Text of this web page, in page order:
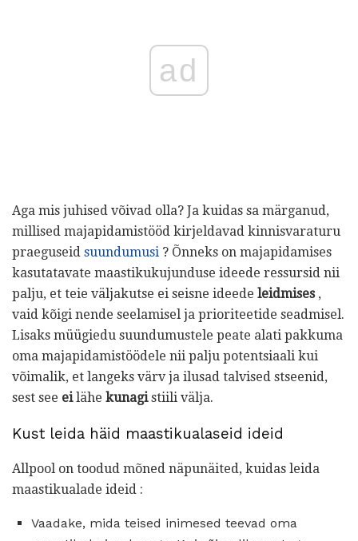
ad
Aga mis juhised võivad olla? Ja kuidas sa märganud,
millised majapidamistööd kirjeldavad kinnisvaraturu
praeguseid suundumusi ? Õnneks on majapidamises
kasutatavate maastikukujunduse ideede ressursid nii
palju, et teie väljakutse ei seisne ideede leidmises,
vaid kõigi nende seelamisel ja prioriteetide seadmisel.
Lisaks müügiedu suundumustele peate alati pakkuma
oma majapidamistöödele nii palju potentsiaali kui
võimalik, et langeks värv ja ilusad talvised stseenid,
sest see eilähe kunagistiili välja.
Kust leida häid maastikualaseid ideid
Allpool on toodud mõned näpunäited, kuidas leida
maastikualade ideid :
Vaadake, mida teised inimesed teevad oma